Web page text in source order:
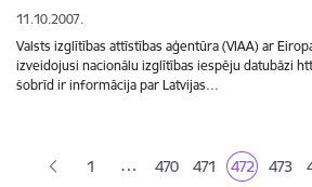
11.10.2007.
Valsts izglītības attīstības aģentūra (VIAA) ar
izveidojusi nacionālu izglītības iespēju datubāzi
šobrīd ir informācija par Latvijas…
1 … Lapa
470 Lapa
471 Pašreizējā
472 Lapa
473